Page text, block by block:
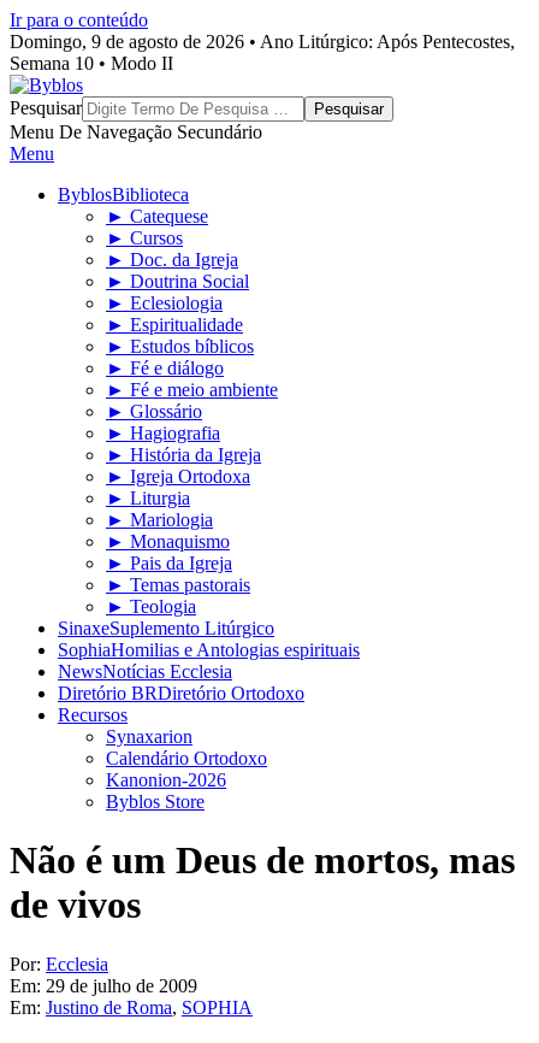
Ir para o conteúdo
Domingo, 9 de agosto de 2026 • Ano Litúrgico: Após Pentecostes,
Semana 10 • Modo II
Byblos
Pesquisar
Menu De Navegação Secundário
Menu
ByblosBiblioteca
► Catequese
► Cursos
► Doc. da Igreja
► Doutrina Social
► Eclesiologia
► Espiritualidade
► Estudos bíblicos
► Fé e diálogo
► Fé e meio ambiente
► Glossário
► Hagiografia
► História da Igreja
► Igreja Ortodoxa
► Liturgia
► Mariologia
► Monaquismo
► Pais da Igreja
► Temas pastorais
► Teologia
SinaxeSuplemento Litúrgico
SophiaHomilias e Antologias espirituais
NewsNotícias Ecclesia
Diretório BRDiretório Ortodoxo
Recursos
Synaxarion
Calendário Ortodoxo
Kanonion-2026
Byblos Store
Não é um Deus de mortos, mas
de vivos
Por: Ecclesia
Em: 29 de julho de 2009
Em: Justino de Roma, SOPHIA